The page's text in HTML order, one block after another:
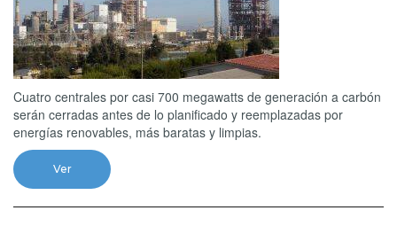
Cuatro centrales por casi 700 megawatts de generación a carbón
serán cerradas antes de lo planificado y reemplazadas por
energías renovables, más baratas y limpias.
Ver